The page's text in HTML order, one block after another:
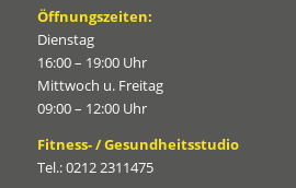
Öffnungszeiten:
Dienstag
16:00 – 19:00 Uhr
Mittwoch u. Freitag
09:00 – 12:00 Uhr
Fitness- / Gesundheitsstudio
Tel.: 0212 2311475